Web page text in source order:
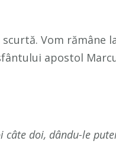
Vom rămâne
apostol
câte doi, dându-le